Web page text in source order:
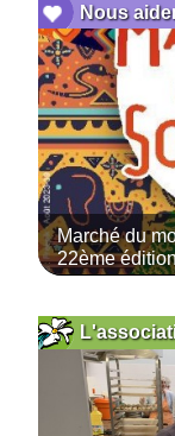
Nous
Marché du
22ème